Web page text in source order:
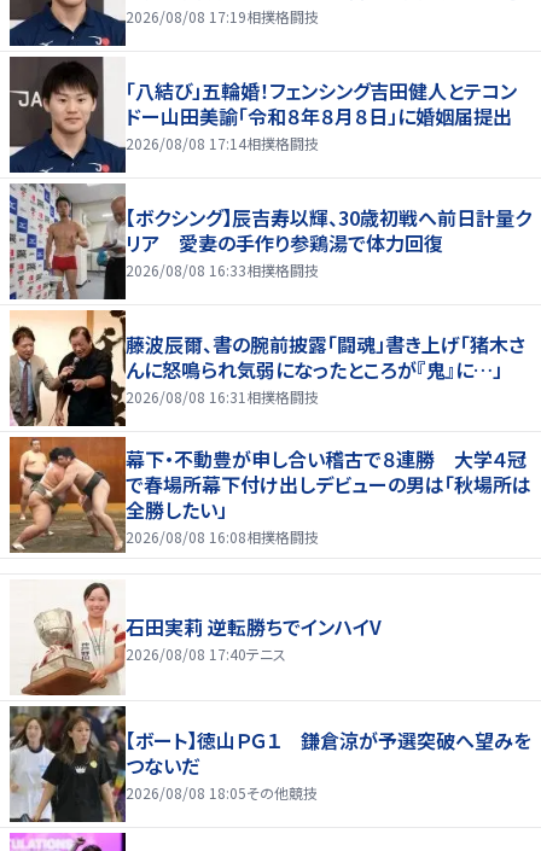
2026/08/08 17:19相撲格闘技
「八結び」五輪婚！フェンシング吉田健人とテコン
ドー山田美諭「令和８年８月８日」に婚姻届提出
2026/08/08 17:14相撲格闘技
【ボクシング】辰吉寿以輝、30歳初戦へ前日計量ク
リア 愛妻の手作り参鶏湯で体力回復
2026/08/08 16:33相撲格闘技
藤波辰爾、書の腕前披露「闘魂」書き上げ「猪木さ
んに怒鳴られ気弱になったところが『鬼』に…」
2026/08/08 16:31 相撲格闘技
幕下・不動豊が申し合い稽古で８連勝 大学４冠
で春場所幕下付け出しデビューの男は「秋場所は
全勝したい」
2026/08/08 16:08相撲格闘技
石田実莉 逆転勝ちでインハイV
2026/08/08 17:40テニス
【ボート】徳山ＰＧ１ 鎌倉涼が予選突破へ望みを
つないだ
2026/08/08 18:05その他競技